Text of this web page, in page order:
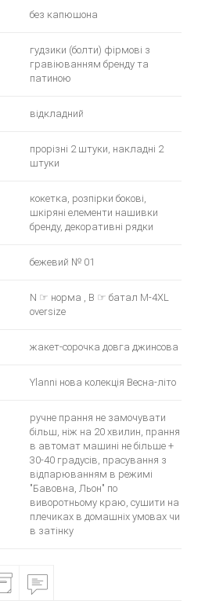
без капюшона
гудзики (болти) фірмові з
гравіюванням бренду та
патиною
відкладний
прорізні 2 штуки, накладні 2
штуки
кокетка, розпірки бокові,
шкіряні елементи нашивки
бренду, декоративні рядки
бежевий № 01
N ☞ норма , B ☞ батал M-4XL
oversize
жакет-сорочка довга джинсова
Ylanni нова колекція Весна-літо
ручне прання не замочувати
більш, ніж на 20 хвилин, прання
в автомат машині не більше +
30-40 градусів, прасування з
відпарюванням в режимі
"Бавовна, Льон" по
виворотньому краю, сушити на
плечиках в домашніх умовах чи
в затінку
ДОСТАВКА